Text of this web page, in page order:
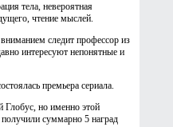
тела, невероятная
чтение мыслей.
следит профессор из
интересуют непонятные и
премьера сериала.
Глобус, но именно этой
суммарно 5 наград